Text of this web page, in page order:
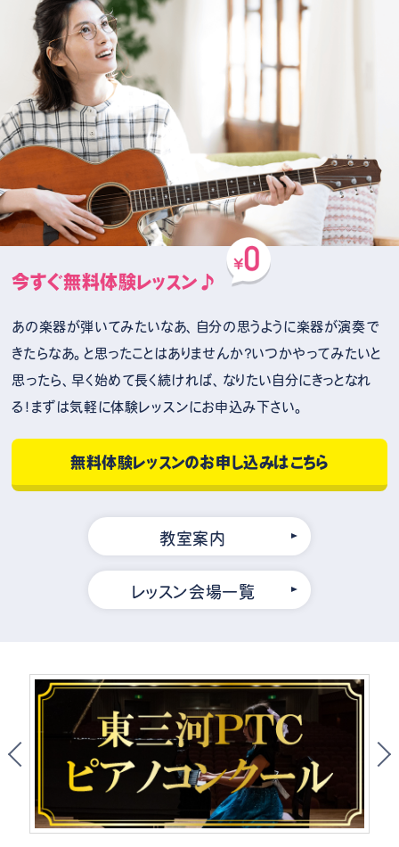
今すぐ無料体験レッスン♪
あの楽器が弾いてみたいなあ、自分の思うように楽器が演奏で
きたらなあ。と思ったことはありませんか？いつかやってみたいと
思ったら、早く始めて長く続ければ、なりたい自分にきっとなれ
る！まずは気軽に体験レッスンにお申込み下さい。
無料体験レッスンのお申し込みはこちら
教室案内
レッスン会場一覧